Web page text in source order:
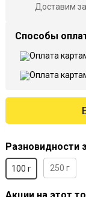
Доставим
Способы
Разновидности
100 г 250 г